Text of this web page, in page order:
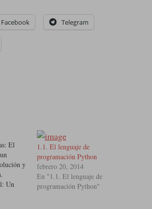
Facebook Telegram
El
y
Un
de leer
1.1. El lenguaje de
programación Python
febrero 20, 2014
En "1.1. El lenguaje de
programación Python"